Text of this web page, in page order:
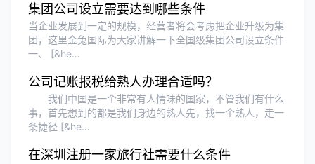
香港公司注册和审计服务专业高效，非常
满意。
集团公司设立需要达到哪些条件
当企业发展到一定的规模，经营者将会考虑把企业升级为集
团，这里金兔国际为大家讲解一下全国级集团公司设立条件
一、 [&he…
公司记账报税给熟人办理合适吗？
我们中国是一个非常有人情味的国家，不管我们有什么
事，首先想到的都是我们身边的熟人先，找一个熟人，走一
条捷径 [&he…
在深圳注册一家旅行社需要什么条件